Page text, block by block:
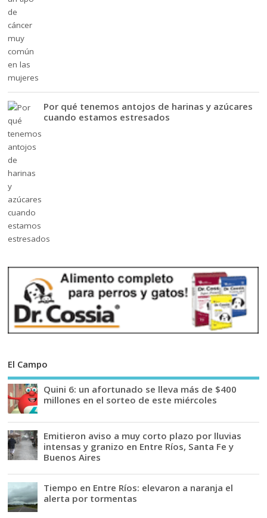
Por qué tenemos antojos de harinas y azúcares
cuando estamos estresados
El Campo
Quini 6: un afortunado se lleva más de $400
millones en el sorteo de este miércoles
Emitieron aviso a muy corto plazo por lluvias
intensas y granizo en Entre Ríos, Santa Fe y
Buenos Aires
Tiempo en Entre Ríos: elevaron a naranja el
alerta por tormentas